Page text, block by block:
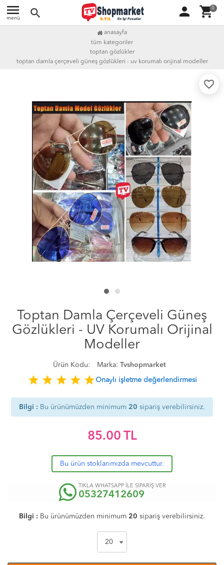
menu
menü search person shopping_cart0
anasayfa
tüm kategoriler
toptan gözlükler
toptan damla çerçeveli güneş gözlükleri - uv korumalı orijinal modeller
favorite_border
Toptan Damla Çerçeveli Güneş
Gözlükleri - UV Korumalı Orijinal
Modeller
Ürün Kodu: Marka: Tvshopmarket
star star star star starOnaylı işletme değerlendirmesi
Bilgi : Bu ürünümüzden minimum 20 sipariş verebilirsiniz.
85.00 TL
Bu ürün stoklarımızda mevcuttur.
TIKLA WHATSAPP İLE SİPARİŞ VER
05327412609
Bilgi : Bu ürünümüzden minimum 20 sipariş verebilirsiniz.